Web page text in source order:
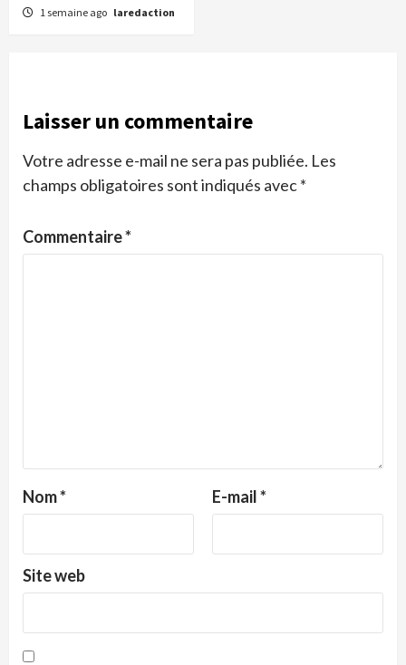
1 semaine ago laredaction
Laisser un commentaire
Votre adresse e-mail ne sera pas publiée. Les
champs obligatoires sont indiqués avec*
Commentaire*
Nom* E-mail*
Site web